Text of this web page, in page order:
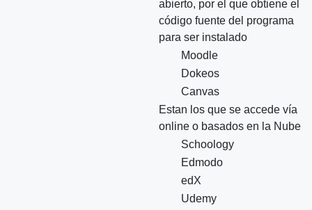
abierto, por el que obtiene el
código fuente del programa
para ser instalado
Moodle
Dokeos
Canvas
Estan los que se accede vía
online o basados en la Nube
Schoology
Edmodo
edX
Udemy